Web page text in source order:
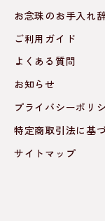
お念珠のお手入れ
ご利用ガイド
よくある質問
お知らせ
プライバシーポリ
特定商取引法に基
サイトマップ